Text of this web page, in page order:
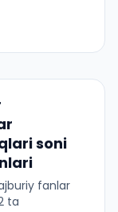
soni
fanlar
ta